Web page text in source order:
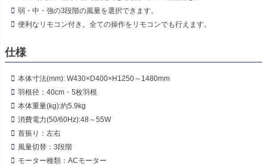
弱・中・強の3段階の風量を選択できます。
便利なリモコン付き。全ての操作をリモコンでも行えます。
仕様
本体寸法(mm): W430×D400×H1250～1480mm
羽根径：40cm・5枚羽根
本体重量(kg):約5.9kg
消費電力(50/60Hz):48～55W
首振り：左右
風量切替：3段階
モーター種類：ACモーター